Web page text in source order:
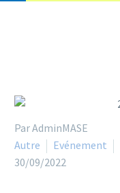
Par AdminMASE
Autre
Evénement
30/09/2022